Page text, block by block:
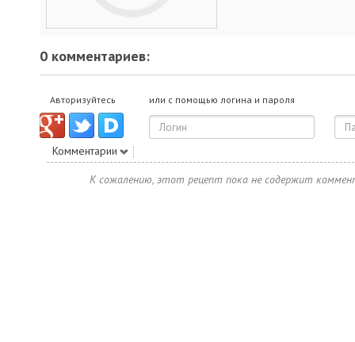
0 комментариев:
Авторизуйтесь или с помощью логина и пароля
Комментарии
К сожалению, этот рецепт пока не содержит